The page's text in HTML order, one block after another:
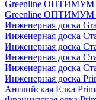
Greenline ОПТИМУМ
Greenline ОПТИМУМ
Инженерная доска
Инженерная доска
Инженерная доска
Инженерная доска
Инженерная доска
Инженерная доска
Английская Елка